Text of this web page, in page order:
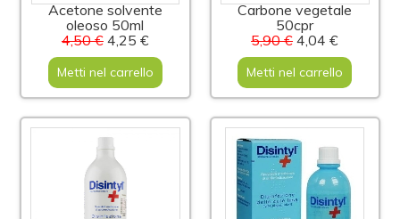
Acetone solvente
oleoso 50ml
4,50 €4,25 €
Metti nel carrello
Carbone vegetale
50cpr
5,90 € 4,04 €
Metti nel carrello